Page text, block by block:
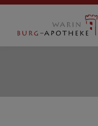
Zum
springen